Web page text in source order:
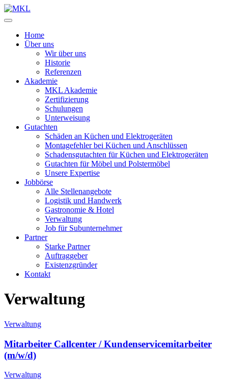
Zum
Inhalt
Home
Über uns
Wir über uns
Historie
Referenzen
Akademie
MKL Akademie
Zertifizierung
Schulungen
Unterweisung
Gutachten
Schäden an Küchen und Elektrogeräten
Montagefehler bei Küchen und Anschlüssen
Schadensgutachten für Küchen und Elektrogeräten
Gutachten für Möbel und Polstermöbel
Unsere Expertise
Jobbörse
Alle Stellenangebote
Logistik und Handwerk
Gastronomie & Hotel
Verwaltung
Job für Subunternehmer
Partner
Starke Partner
Auftraggeber
Existenzgründer
Kontakt
Verwaltung
Verwaltung
Mitarbeiter Callcenter / Kundenservicemitarbeiter
(m/w/d)
Verwaltung